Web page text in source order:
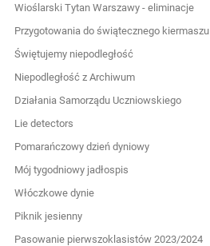
Wioślarski Tytan Warszawy - eliminacje
Przygotowania do świątecznego kiermaszu
Świętujemy niepodległość
Niepodległość z Archiwum
Działania Samorządu Uczniowskiego
Lie detectors
Pomarańczowy dzień dyniowy
Mój tygodniowy jadłospis
Włóczkowe dynie
Piknik jesienny
Pasowanie pierwszoklasistów 2023/2024